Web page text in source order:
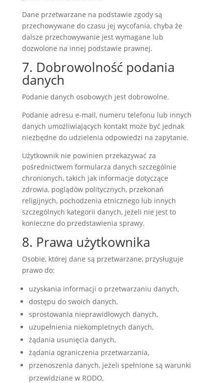
Dane przetwarzane na podstawie zgody są
przechowywane do czasu jej wycofania, chyba że
dalsze przechowywanie jest wymagane lub
dozwolone na innej podstawie prawnej.
7. Dobrowolność podania
danych
Podanie danych osobowych jest dobrowolne.
Podanie adresu e-mail, numeru telefonu lub innych
danych umożliwiających kontakt może być jednak
niezbędne do udzielenia odpowiedzi na zapytanie.
Użytkownik nie powinien przekazywać za
pośrednictwem formularza danych szczególnie
chronionych, takich jak informacje dotyczące
zdrowia, poglądów politycznych, przekonań
religijnych, pochodzenia etnicznego lub innych
szczególnych kategorii danych, jeżeli nie jest to
konieczne do przedstawienia sprawy.
8. Prawa użytkownika
Osobie, której dane są przetwarzane, przysługuje
prawo do:
uzyskania informacji o przetwarzaniu danych,
dostępu do swoich danych,
sprostowania nieprawidłowych danych,
uzupełnienia niekompletnych danych,
żądania usunięcia danych,
żądania ograniczenia przetwarzania,
przenoszenia danych, jeżeli spełnione są warunki
przewidziane w RODO,